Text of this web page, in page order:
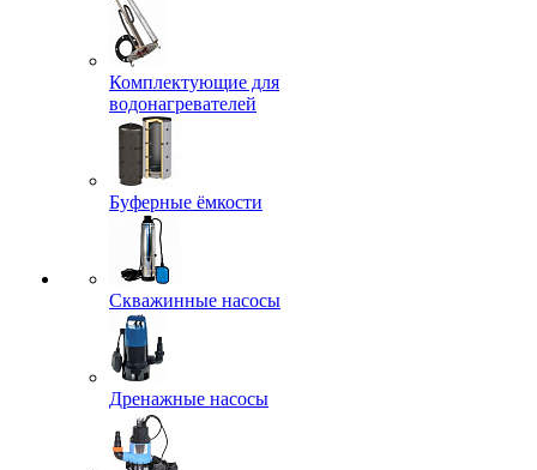
Комплектующие для
водонагревателей
Буферные ёмкости
Скважинные насосы
Дренажные насосы